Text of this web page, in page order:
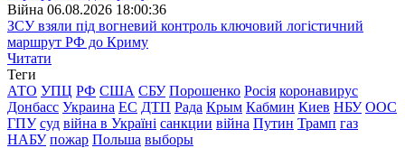
Війна 06.08.2026 18:00:36
ЗСУ взяли під вогневий контроль ключовий логістичний
маршрут РФ до Криму
Читати
Теги
АТО УПЦ РФ США СБУ Порошенко Росія коронавирус
Донбасс Украина ЕС ДТП Рада Крым Кабмин Киев НБУ ООС
ГПУ суд війна в Україні санкции війна Путин Трамп газ
НАБУ пожар Польша выборы